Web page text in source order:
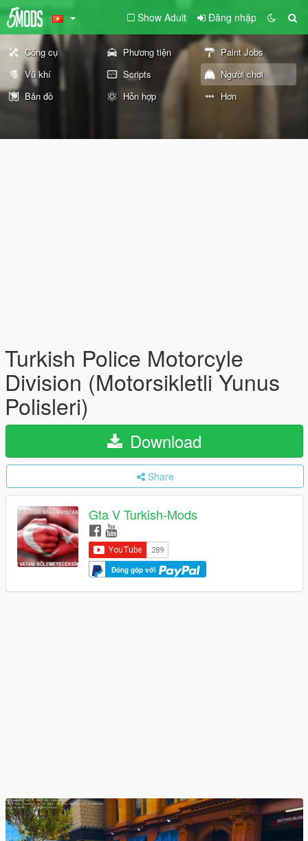
Show Adult Đăng nhập
Công cụ Phương tiện
Paint Jobs
Vũ khí
Scripts
Người chơi
Bản đồ
Hỗn hợp Hơn
Turkish Police Motorcyle
Division (Motorsikletli Yunus
Polisleri)
Download
Share
Gta V Turkish-Mods
Đóng góp với